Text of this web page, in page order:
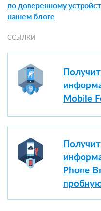
по доверенному
нашем блоге
ССЫЛКИ
Mobile
Phone